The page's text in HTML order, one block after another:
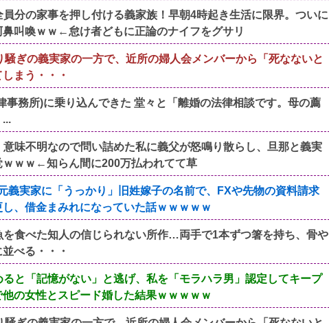
分の家事を押し付ける義家族！早朝4時起き生活に限界。ついに
叫喚ｗｗ←怠け者どもに正論のナイフをグサリ
ぎの義実家の一方で、近所の婦人会メンバーから「死なないと
まう・・・
事務所)に乗り込んできた 堂々と「離婚の法律相談です。母の薦
味不明なので問い詰めた私に義父が怒鳴り散らし、旦那と義実
ｗｗ←知らん間に200万払われてて草
義実家に「うっかり」旧姓嫁子の名前で、FXや先物の資料請求
、借金まみれになっていた話ｗｗｗｗｗ
を食べた知人の信じられない所作…両手で1本ずつ箸を持ち、骨や
べる・・・
と「記憶がない」と逃げ、私を「モラハラ男」認定してキープ
の女性とスピード婚した結果ｗｗｗｗｗ